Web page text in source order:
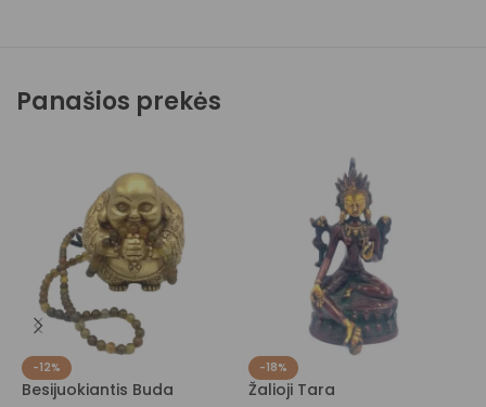
Panašios prekės
-12%
Besijuokiantis Buda
-18%
Žalioji Tara